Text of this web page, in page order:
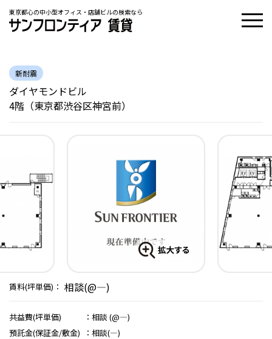
東京都心の中小型オフィス・店舗ビルの検索なら
新耐震
ダイヤモンドビル
4階（東京都渋谷区神宮前）
賃料(坪単価)： 相談(@―)
共益費(坪単価) ： 相談 (@―)
預託金(保証金/敷金)
： 相談(―)